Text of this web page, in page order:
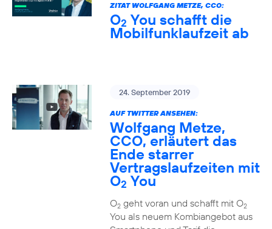
ZITAT WOLFGANG METZE, CCO:
O2 You schafft die
Mobilfunklaufzeit ab
24. September 2019
AUF TWITTER ANSEHEN:
Wolfgang Metze,
CCO, erläutert das
Ende starrer
Vertragslaufzeiten mit
O2 You
O2geht voran und schafft mit O2
You als neuem Kombiangebot aus